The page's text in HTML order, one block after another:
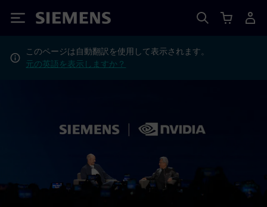
Siemens
このページは自動翻訳を使用して表示されます。
元の英語を表示しますか？